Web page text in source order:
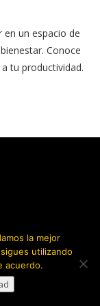
en un espacio de
Conoce
tu productividad.
la mejor
utilizando
acuerdo.